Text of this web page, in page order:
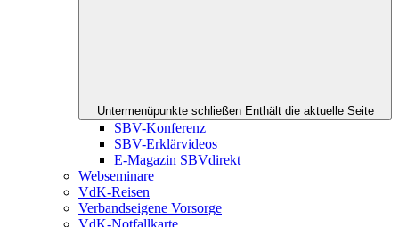
Untermenüpunkte schließen Enthält die aktuelle Seite
SBV-Konferenz
SBV-Erklärvideos
E-Magazin SBVdirekt
Webseminare
VdK-Reisen
Verbandseigene Vorsorge
VdK-Notfallkarte